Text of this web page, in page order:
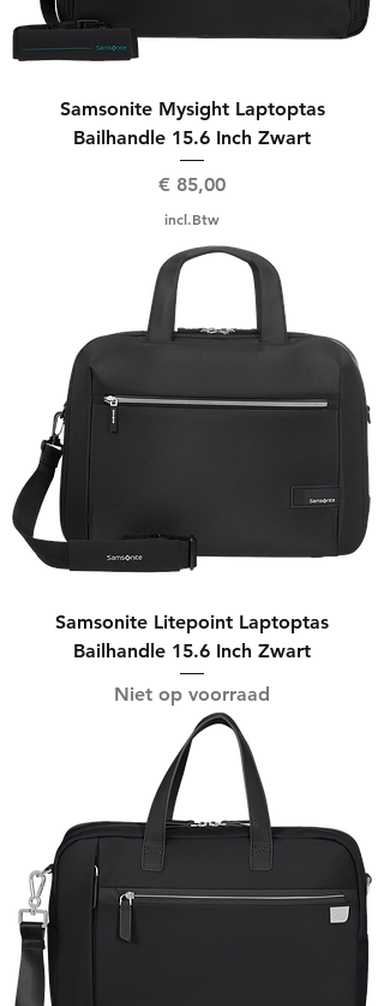
Samsonite Mysight Laptoptas
Bailhandle 15.6 Inch Zwart
Prijs
€ 85,00
incl.Btw
Samsonite Litepoint Laptoptas
Bailhandle 15.6 Inch Zwart
Niet op voorraad